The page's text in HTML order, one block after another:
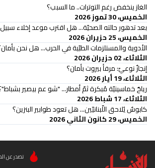
الغاز ينخفض رغم التوترات.. ما السبب؟
الخميس، 30 تموز 2026
بعد تدهور حالته الصحيّة... هل اقترب موعد إخلاء
الخميس، 25 حزيران 2026
الأدوية والمستلزمات الطبّية في الحرب... هل نحن
الثلاثاء، 02 حزيران 2026
إنجازٌ نوعيّ: مرفأ بيروت بأمان؟
الثلاثاء، 19 أيار 2026
رياحٌ خماسينيّة مُبكرة ثمّ أمطار... "شو عم بيصير
الثلاثاء، 17 شباط 2026
كابوسٌ يُلاحق اللّبنانيّين... هل تعود طوابير البنزين؟
الخميس، 29 كانون الثاني 2026
تصدر عن